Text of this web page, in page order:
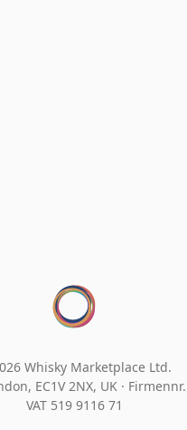
Whisky Marketplace Ltd.
EC1V 2NX, UK ·
VAT 519 9116 71